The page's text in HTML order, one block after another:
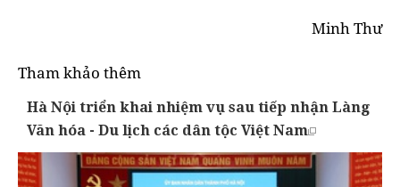
Minh Thư
Tham khảo thêm
Hà Nội triển khai nhiệm vụ sau tiếp nhận Làng
Văn hóa - Du lịch các dân tộc Việt Nam